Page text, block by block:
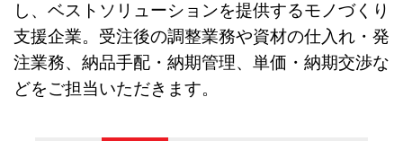
し、ベストソリューションを提供するモノづくり
支援企業。受注後の調整業務や資材の仕入れ・発
注業務、納品手配・納期管理、単価・納期交渉な
どをご担当いただきます。